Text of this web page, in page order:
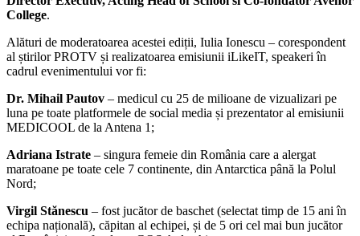
Alături de moderatoarea acestei ediții, Iulia Ionescu – corespondent
cadrul evenimentului vor fi:
Dr. Mihail Pautov– medicul cu 25 de milioane de vizualizari pe
luna pe toate platformele de social media și prezentator al emisiunii
MEDICOOL de la Antena 1;
Adriana Istrate – singura femeie din România care a alergat
maratoane pe toate cele 7 continente, din Antarctica până la Polul
Nord;
Virgil Stănescu
echipa națională), căpitan al echipei, și de 5 ori cel mai bun jucător
al României, co-fondator GOScholarship;